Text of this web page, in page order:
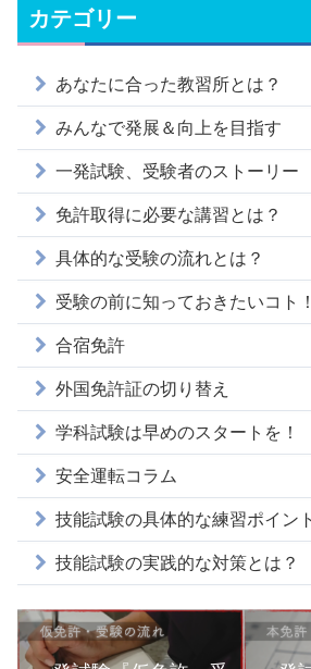
カテゴリー
あなたに合った教習所とは？
みんなで発展＆向上を目指す
一発試験、受験者のストーリー
免許取得に必要な講習とは？
具体的な受験の流れとは？
受験の前に知っておきたいコト！
合宿免許
外国免許証の切り替え
学科試験は早めのスタートを！
安全運転コラム
技能試験の具体的な練習ポイン
技能試験の実践的な対策とは？